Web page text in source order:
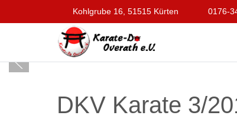
Kohlgrube 16, 51515 Kürten 0176-
DKV Karate 3/